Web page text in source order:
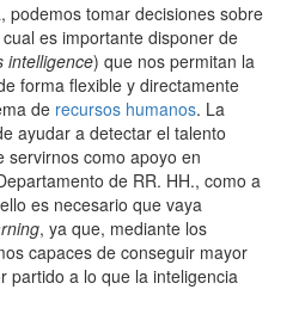
podemos tomar decisiones sobre
es importante disponer de
intelligence) que nos permitan la
forma flexible y directamente
de recursos humanos. La
ayudar a detectar el talento
servirnos como apoyo en
de RR. HH., como a
es necesario que vaya
, ya que, mediante los
capaces de conseguir mayor
partido a lo que la inteligencia